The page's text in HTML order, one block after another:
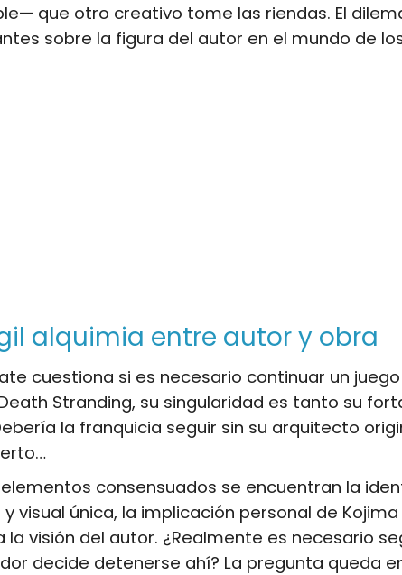
que otro creativo tome las riendas. El
sobre la figura del autor en el mundo de
alquimia entre autor y obra
cuestiona si es necesario continuar un juego
Stranding, su singularidad es tanto su
la franquicia seguir sin su arquitecto
elementos consensuados se encuentran la
visual única, la implicación personal de
la visión del autor. ¿Realmente es necesario
decide detenerse ahí? La pregunta queda